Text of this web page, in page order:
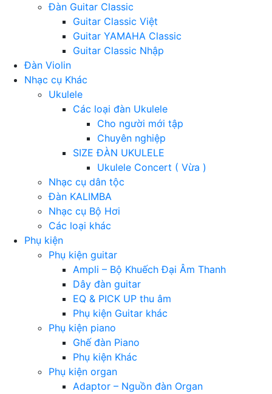
Đàn Guitar Classic
Guitar Classic Việt
Guitar YAMAHA Classic
Guitar Classic Nhập
Đàn Violin
Nhạc cụ Khác
Ukulele
Các loại đàn Ukulele
Cho người mới tập
Chuyên nghiệp
SIZE ĐÀN UKULELE
Ukulele Concert ( Vừa )
Nhạc cụ dân tộc
Đàn KALIMBA
Nhạc cụ Bộ Hơi
Các loại khác
Phụ kiện
Phụ kiện guitar
Ampli – Bộ Khuếch Đại Âm Thanh
Dây đàn guitar
EQ & PICK UP thu âm
Phụ kiện Guitar khác
Phụ kiện piano
Ghế đàn Piano
Phụ kiện Khác
Phụ kiện organ
Adaptor – Nguồn đàn Organ